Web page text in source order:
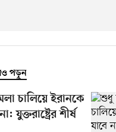
পড়ুন
চালিয়ে ইরানকে
যুক্তরাষ্ট্রের শীর্ষ